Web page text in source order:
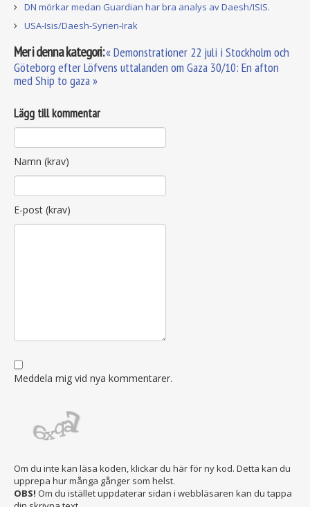
DN mörkar medan Guardian har bra analys av Daesh/ISIS.
USA-Isis/Daesh-Syrien-Irak
Mer i denna kategori:« Demonstrationer 22 juli i Stockholm och
Göteborg efter Löfvens uttalanden om Gaza 30/10: En afton
med Ship to gaza »
Lägg till kommentar
Namn (krav)
E-post (krav)
Meddela mig vid nya kommentarer.
Om du inte kan läsa koden, klickar du här för ny kod. Detta kan du
upprepa hur många gånger som helst.
OBS! Om du istället uppdaterar sidan i webbläsaren kan du tappa